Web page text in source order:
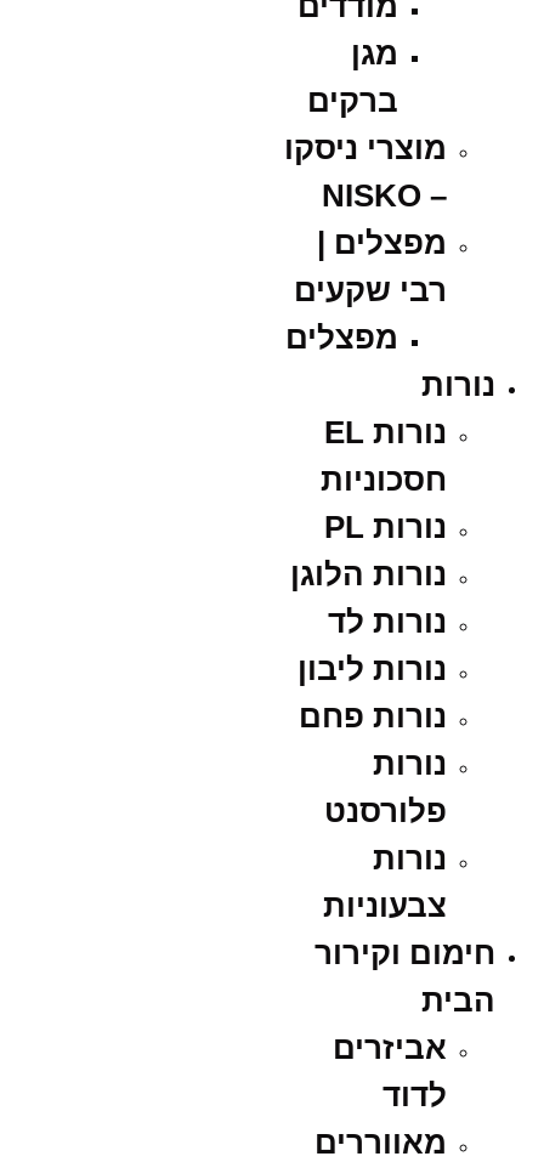
מגן
ברקים
מוצרי ניסקו
– NISKO
מפצלים |
רבי שקעים
מפצלים
נורות
נורות EL
חסכוניות
נורות PL
נורות הלוגן
נורות לד
נורות ליבון
נורות פחם
נורות
פלורסנט
נורות
צבעוניות
חימום וקירור
הבית
אביזרים
לדוד
מאווררים